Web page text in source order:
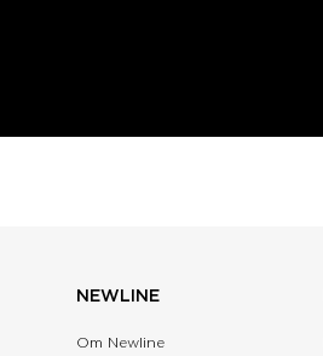
NEWLINE
Om Newline